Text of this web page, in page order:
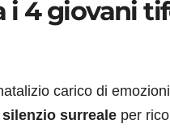
i 4 giovani
carico di
silenzio surreale per